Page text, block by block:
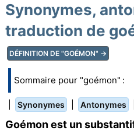
Synonymes,
traduction de
DÉFINITION DE "GOÉMON" →
Sommaire pour "goémon" :
Synonymes Antonymes
Goémon est un